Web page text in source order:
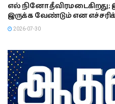
எல் நினோ
இருக்க வேண்டும் என
2026-07-30